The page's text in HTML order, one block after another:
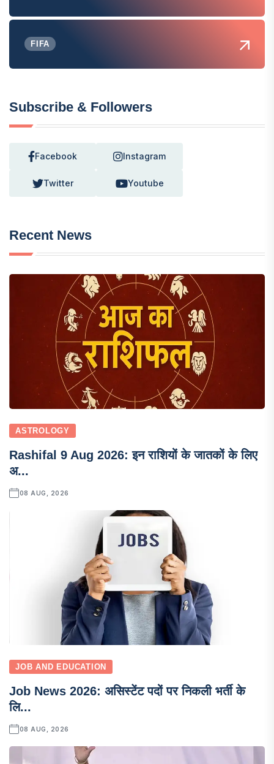
FIFA
Subscribe & Followers
Facebook Instagram
Twitter Youtube
Recent News
ASTROLOGY
Rashifal 9 Aug 2026: इन राशियों के जातकों के लिए
अ...
08 AUG, 2026
JOB AND EDUCATION
Job News 2026: असिस्टेंट पदों पर निकली भर्ती के
लि...
08 AUG, 2026